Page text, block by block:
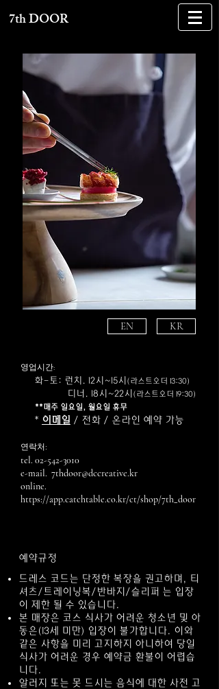
7th DOOR
EN KR
​영업시간:
화-토: 런치. 12시~15시 (라스트오더 13:30)
디너. 18시~22시 (라스트오더 19:30)
**매주 일요일, 월요일 휴무
* 이메일 / 전화 / 온라인 예약 가능
연락처 :
tel. 02-542-3010
e-mail. 7thdoor@dccreative.kr
online.
https://app.catchtable.co.kr/ct/shop/7th_door
예약규정
드레스 코드는 단정한 복장을 권고하며, 티
셔츠/트레이닝복/반바지/슬리퍼 는 입장
이 제한 될 수 있습니다.
본 매장은 코스 식사가 어려운 청소년 및 아
동은(13세 미만) 입장이 불가합니다. 이와
같은 사항을 미리 고지하지 아니하여 당일
식사가 어려운 경우 예약금 환불이 어렵습
니다.
알러지 또는 못 드시는 음식에 대한 사전 고